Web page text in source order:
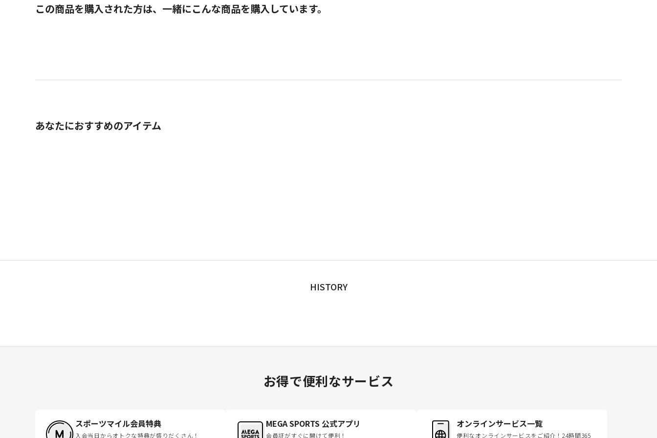
この商品を購入された方は、一緒にこんな商品を購入しています。
あなたにおすすめのアイテム
HISTORY
お得で便利なサービス
スポーツマイル会員特典
入会当日からオトクな特典が盛りだくさん！
MEGA SPORTS 公式アプリ
会員証がすぐに開けて便利！
オンラインサービス一覧
便利なオンラインサービスをご紹介！24時間365